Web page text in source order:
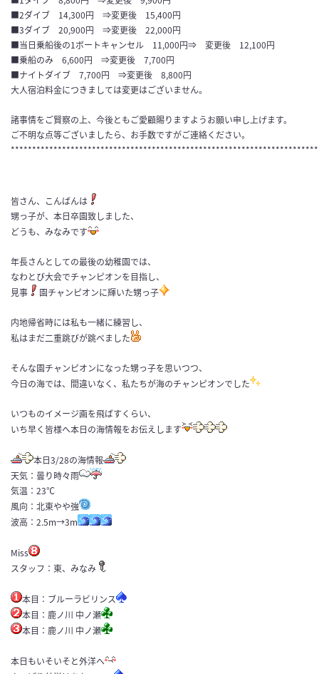
■2ダイブ 14,300円 ⇒変更後 15,400円
■3ダイブ 20,900円 ⇒変更後 22,000円
■当日乗船後の1ボートキャンセル 11,000円⇒ 変更後 12,100円
■乗船のみ 6,600円 ⇒変更後 7,700円
■ナイトダイブ 7,700円 ⇒変更後 8,800円
大人宿泊料金につきましては変更はございません。
諸事情をご賢察の上、今後ともご愛顧賜りますようお願い申し上げます。
ご不明な点等ございましたら、お手数ですがご連絡ください。
皆さん、こんばんは
甥っ子が、本日卒園致しました、
どうも、みなみです
年長さんとしての最後の幼稚園では、
なわとび大会でチャンピオンを目指し、
見事
園チャンピオンに輝いた甥っ子
内地帰省時には私も一緒に練習し、
私はまだ二重跳びが跳べました
そんな園チャンピオンになった甥っ子を思いつつ、
今日の海では、間違いなく、私たちが海のチャンピオンでした
いつものイメージ画を飛ばすくらい、
いち早く皆様へ本日の海情報をお伝えします
本日3/28の海情報
天気：曇り時々雨
気温：23℃
風向：北東やや強
波高：2.5m→3m
Miss
スタッフ：東、みなみ
本目：ブルーラビリンス
本目：鹿ノ川 中ノ瀬
本目：鹿ノ川 中ノ瀬
本日もいそいそと外洋へ